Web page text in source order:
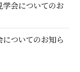
学会についてのお
についてのお知ら